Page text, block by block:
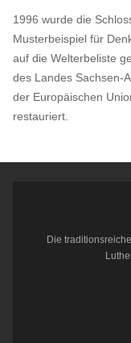
1996 wurde die
Musterbeispiel für
auf die Welterbeliste
des Landes Sachsen-
der Europäischen
restauriert.
Die